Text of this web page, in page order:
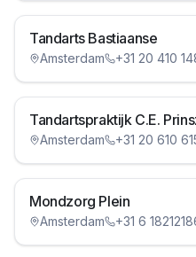
Tandarts Bastiaanse
Amsterdam +31 20 410
Tandartspraktijk C.E.
Amsterdam +31 20 610
Mondzorg Plein
Amsterdam +31 6